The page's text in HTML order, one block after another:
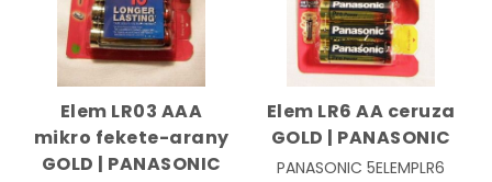
Elem LR03 AAA
mikro fekete-arany
GOLD | PANASONIC
Elem LR6 AA ceruza
GOLD | PANASONIC
PANASONIC 5ELEMPLR6